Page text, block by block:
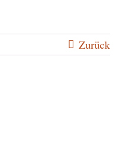
Zurück